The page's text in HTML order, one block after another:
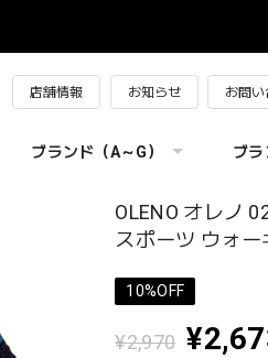
店舗情報 お知らせ お問
ブランド（A～G） ブラ
OLENO オレノ
スポーツ ウォー
10%OFF
¥2,970